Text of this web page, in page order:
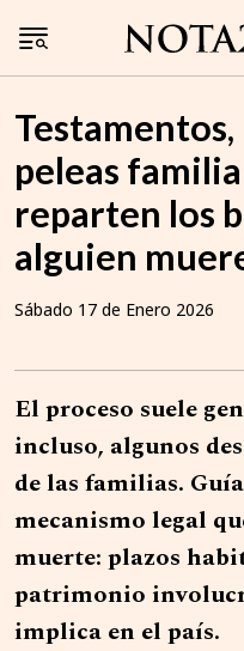
peleas
reparten los
alguien
Sábado 17 de Enero 2026
El proceso suele
incluso, algunos
de las familias.
mecanismo legal
muerte: plazos
patrimonio
implica en el país.